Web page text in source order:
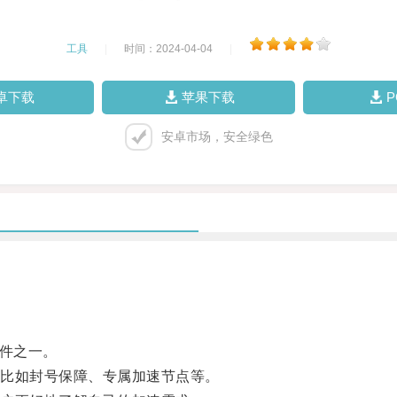
工具 时间：2024-04-04
下载 苹果下载
安卓市场，安全绿色
一。
封号保障、专属加速节点等。